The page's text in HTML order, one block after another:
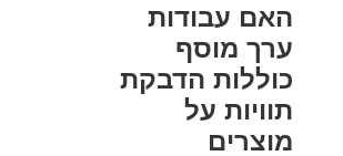
האם עבודות
ערך מוסף
כוללות הדבקת
תוויות על
מוצרים